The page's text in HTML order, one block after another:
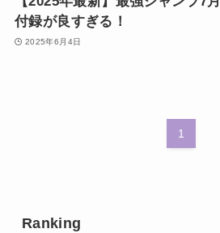
付録が良すぎる！
2025年6月4日
1
Ranking